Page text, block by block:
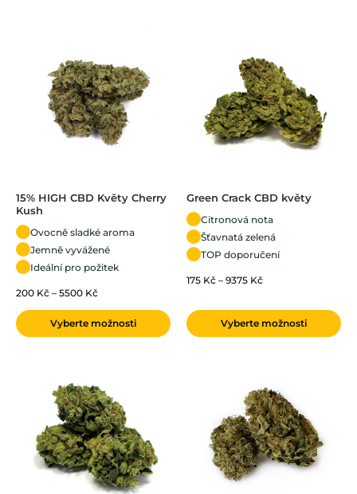
15% HIGH CBD Květy Cherry
Kush
Ovocně sladké aroma
Jemně vyvážené
Ideální pro požitek
200 Kč – 5500 Kč
Vyberte možnosti
Green Crack CBD květy
Citronová nota
Šťavnatá zelená
TOP doporučení
175 Kč – 9375 Kč
Vyberte možnosti